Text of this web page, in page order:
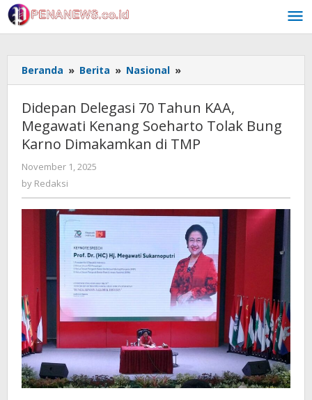
Skip
to
content
Beranda » Berita » Nasional »
Delegasi
Tahun
KAA,
Megawati
Bung
Karno
Dimakamkan
di
TMP
Didepan Delegasi 70 Tahun KAA,
Megawati Kenang Soeharto Tolak Bung
Karno Dimakamkan di TMP
November 1, 2025
by Redaksi